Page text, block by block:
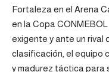
Fortaleza en el Arena
en la Copa
exigente y ante un rival
clasificación, el equipo
y madurez táctica para